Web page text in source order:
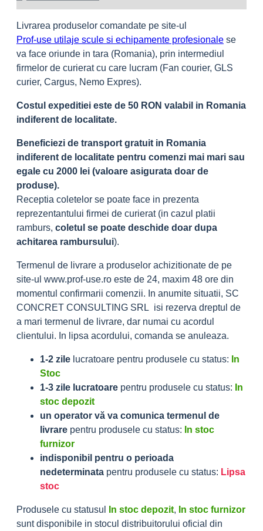
Livrarea produselor comandate pe site-ul
Prof-use utilaje scule si echipamente profesionale se
va face oriunde in tara (Romania), prin intermediul
firmelor de curierat cu care lucram (Fan courier, GLS
curier, Cargus, Nemo Expres).
Costul expeditiei este de 50 RON valabil in Romania
indiferent de localitate.
Beneficiezi de transport gratuit in Romania
indiferent de localitate pentru comenzi mai mari sau
egale cu 2000 lei (valoare asigurata doar de
produse).
Receptia coletelor se poate face in prezenta
reprezentantului firmei de curierat (in cazul platii
ramburs, coletul se poate deschide doar dupa
achitarea rambursului).
Termenul de livrare a produselor achizitionate de pe
site-ul www.prof-use.ro este de 24, maxim 48 ore din
momentul confirmarii comenzii. In anumite situatii, SC
CONCRET CONSULTING SRL isi rezerva dreptul de
a mari termenul de livrare, dar numai cu acordul
clientului. In lipsa acordului, comanda se anuleaza.
1-2 zile lucratoare pentru produsele cu status: In
Stoc
1-3 zile lucratoare pentru produsele cu status: In
stoc depozit
un operator vă va comunica termenul de
livrare pentru produsele cu status: In stoc
furnizor
indisponibil pentru o perioada
nedeterminata pentru produsele cu status: Lipsa
stoc
Produsele cu statusul In stoc depozit, In stoc furnizor
sunt disponibile in stocul distribuitorului oficial din